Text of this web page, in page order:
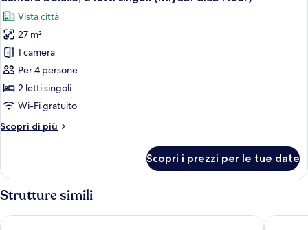
(Miyabi
Club
Floor)
tutte
le
foto
per
Camera
Deluxe,
2
singoli
Floor)
Vista città
27 m²
1 camera
Per 4 persone
2 letti singoli
Wi-Fi gratuito
Scopri di più
Altri
Deluxe,
letti
(Miyabi
Scopri i prezzi per le tue date
Strutture simili
Swissotel Nankai Osaka Hotel